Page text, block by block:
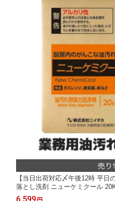
【当日出荷対応〆午後12時 平
落とし洗剤 ニューケミクール
浄剤 油汚れ 強力 厨房洗剤 グリ
6,599